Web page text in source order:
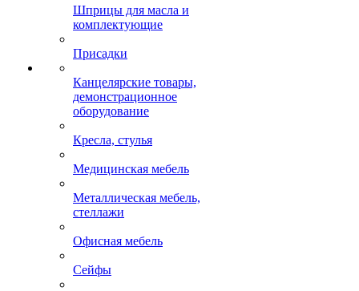
Шприцы для масла и
комплектующие
Присадки
Канцелярские товары,
демонстрационное
оборудование
Кресла, стулья
Медицинская мебель
Металлическая мебель,
стеллажи
Офисная мебель
Сейфы